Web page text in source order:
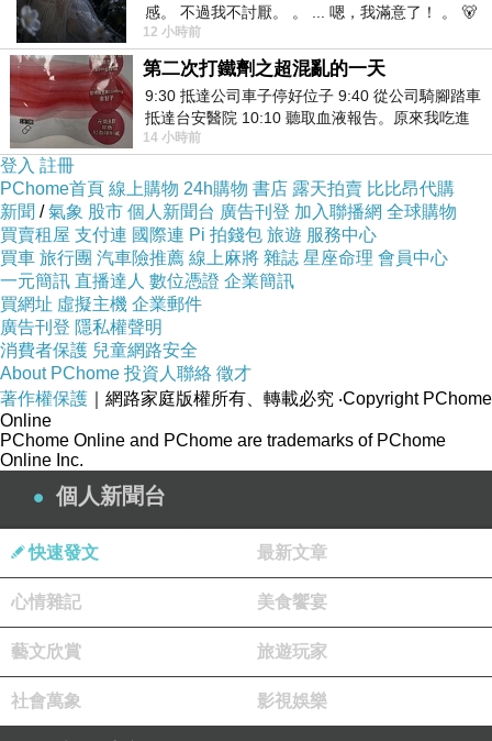
開車的朋友從國道二號「南桃園交流道」下來不用2分鐘
的車程，開車從國道二號下來往桃園市區方向切入永安
感。 不過我不討厭。 。 ... 嗯，我滿意了！ 。 🐻
昨中
12 小時前
第二次打鐵劑之超混亂的一天
9:30 抵達公司車子停好位子 9:40 從公司騎腳踏車
抵達台安醫院 10:10 聽取血液報告。原來我吃進
去的 B12 彌可保並非沒有吸收而是超
14 小時前
登入 註冊
PChome首頁 線上購物 24h購物 書店 露天拍賣 比比昂代購
新聞 /氣象 股市 個人新聞台 廣告刊登 加入聯播網 全球購物
買賣租屋 支付連 國際連 Pi 拍錢包 旅遊 服務中心
買車 旅行團 汽車險推薦 線上麻將 雜誌 星座命理 會員中心
一元簡訊 直播達人 數位憑證 企業簡訊
買網址 虛擬主機 企業郵件
廣告刊登 隱私權聲明
消費者保護 兒童網路安全
About PChome 投資人聯絡 徵才
著作權保護 ｜網路家庭版權所有、轉載必究 ‧Copyright PChome
Online
PChome Online and PChome are trademarks of PChome
Online Inc.
個人新聞台
快速發文 最新文章
心情雜記 美食饗宴
藝文欣賞 旅遊玩家
社會萬象 影視娛樂